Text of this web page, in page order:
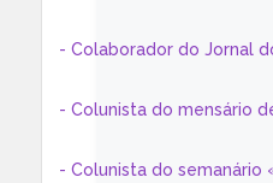
- Colaborador do Jornal
- Colunista do mensário
- Colunista do semanário